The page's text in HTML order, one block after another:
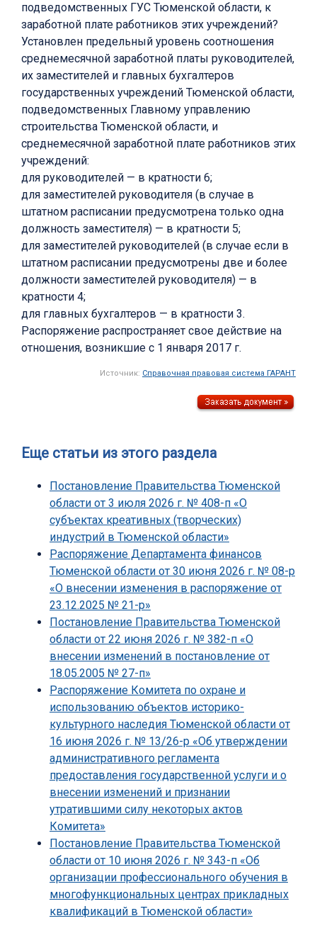
подведомственных ГУС Тюменской области, к
заработной плате работников этих учреждений?
Установлен предельный уровень соотношения
среднемесячной заработной платы руководителей,
их заместителей и главных бухгалтеров
государственных учреждений Тюменской области,
подведомственных Главному управлению
строительства Тюменской области, и
среднемесячной заработной плате работников этих
учреждений:
для руководителей — в кратности 6;
для заместителей руководителя (в случае в
штатном расписании предусмотрена только одна
должность заместителя) — в кратности 5;
для заместителей руководителей (в случае если в
штатном расписании предусмотрены две и более
должности заместителей руководителя) — в
кратности 4;
для главных бухгалтеров — в кратности 3.
Распоряжение распространяет свое действие на
отношения, возникшие с 1 января 2017 г.
Источник: Справочная правовая система ГАРАНТ
Еще статьи из этого раздела
Постановление Правительства Тюменской
области от 3 июля 2026 г. № 408-п «О
субъектах креативных (творческих)
индустрий в Тюменской области»
Распоряжение Департамента финансов
Тюменской области от 30 июня 2026 г. № 08-р
«О внесении изменения в распоряжение от
23.12.2025 № 21-р»
Постановление Правительства Тюменской
области от 22 июня 2026 г. № 382-п «О
внесении изменений в постановление от
18.05.2005 № 27-п»
Распоряжение Комитета по охране и
использованию объектов историко-
культурного наследия Тюменской области от
16 июня 2026 г. № 13/26-р «Об утверждении
административного регламента
предоставления государственной услуги и о
внесении изменений и признании
утратившими силу некоторых актов
Комитета»
Постановление Правительства Тюменской
области от 10 июня 2026 г. № 343-п «Об
организации профессионального обучения в
многофункциональных центрах прикладных
квалификаций в Тюменской области»